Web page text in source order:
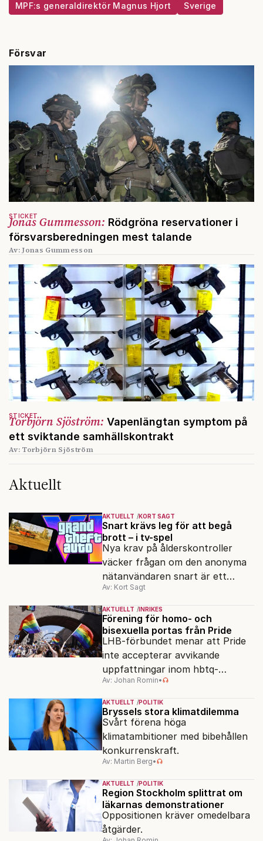
MPF:s generaldirektör Magnus Hjort
Sverige
Försvar
Jonas Gummesson: Rödgröna reservationer i
försvarsberedningen mest talande
STICKET
Av: Jonas Gummesson
Torbjörn Sjöström: Vapenlängtan symptom på
ett sviktande samhällskontrakt
STICKET
Av: Torbjörn Sjöström
Aktuellt
AKTUELLT KORT SAGT
Snart krävs leg för att begå
brott – i tv-spel
Nya krav på ålderskontroller
väcker frågan om den anonyma
nätanvändaren snart är ett
minne blott.
Av: Kort Sagt
AKTUELLT INRIKES
Förening för homo- och
bisexuella portas från Pride
LHB-förbundet menar att Pride
inte accepterar avvikande
uppfattningar inom hbtq-
rörelsen. "Vi har inga problem
med transpersoner", säger
ordföranden Linn Saarinen.
Av: Johan Romin•
AKTUELLT POLITIK
Bryssels stora klimatdilemma
Svårt förena höga
klimatambitioner med bibehållen
konkurrenskraft.
Av: Martin Berg•
AKTUELLT POLITIK
Region Stockholm splittrat om
läkarnas demonstrationer
Oppositionen kräver omedelbara
åtgärder.